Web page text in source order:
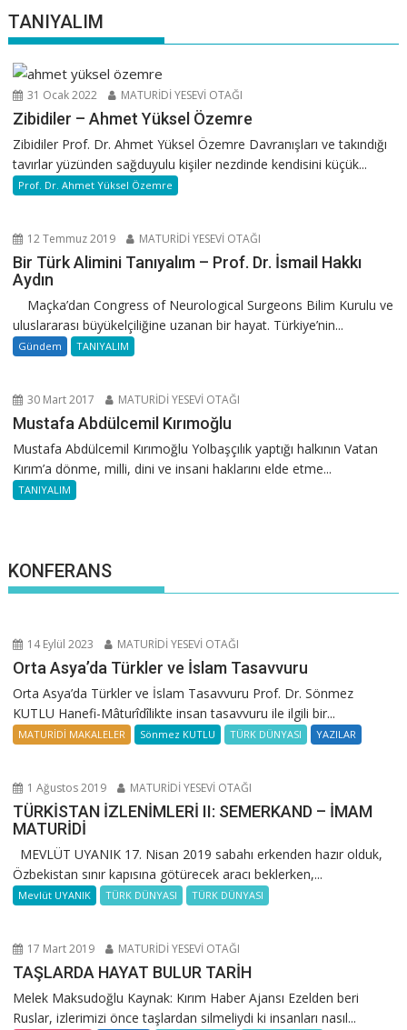
TANIYALIM
31 Ocak 2022 MATURİDİ YESEVİ OTAĞI
Zibidiler – Ahmet Yüksel Özemre
Zibidiler Prof. Dr. Ahmet Yüksel Özemre Davranışları ve takındığı
tavırlar yüzünden sağduyulu kişiler nezdinde kendisini küçük...
Prof. Dr. Ahmet Yüksel Özemre
12 Temmuz 2019 MATURİDİ YESEVİ OTAĞI
Bir Türk Alimini Tanıyalım – Prof. Dr. İsmail Hakkı
Aydın
Maçka’dan Congress of Neurological Surgeons Bilim Kurulu ve
uluslararası büyükelçiliğine uzanan bir hayat. Türkiye’nin...
Gündem TANIYALIM
30 Mart 2017 MATURİDİ YESEVİ OTAĞI
Mustafa Abdülcemil Kırımoğlu
Mustafa Abdülcemil Kırımoğlu Yolbaşçılık yaptığı halkının Vatan
Kırım’a dönme, milli, dini ve insani haklarını elde etme...
TANIYALIM
KONFERANS
14 Eylül 2023 MATURİDİ YESEVİ OTAĞI
Orta Asya’da Türkler ve İslam Tasavvuru
Orta Asya’da Türkler ve İslam Tasavvuru Prof. Dr. Sönmez
KUTLU Hanefi-Mâturîdîlikte insan tasavvuru ile ilgili bir...
MATURİDİ MAKALELER Sönmez KUTLU TÜRK DÜNYASI YAZILAR
1 Ağustos 2019 MATURİDİ YESEVİ OTAĞI
TÜRKİSTAN İZLENİMLERİ II: SEMERKAND – İMAM
MATURİDİ
MEVLÜT UYANIK 17. Nisan 2019 sabahı erkenden hazır olduk,
Özbekistan sınır kapısına götürecek aracı beklerken,...
Mevlüt UYANIK TÜRK DÜNYASI TÜRK DÜNYASI
17 Mart 2019 MATURİDİ YESEVİ OTAĞI
TAŞLARDA HAYAT BULUR TARİH
Melek Maksudoğlu Kaynak: Kırım Haber Ajansı Ezelden beri
Ruslar, izlerimizi önce taşlardan silmeliydi ki insanları nasıl...